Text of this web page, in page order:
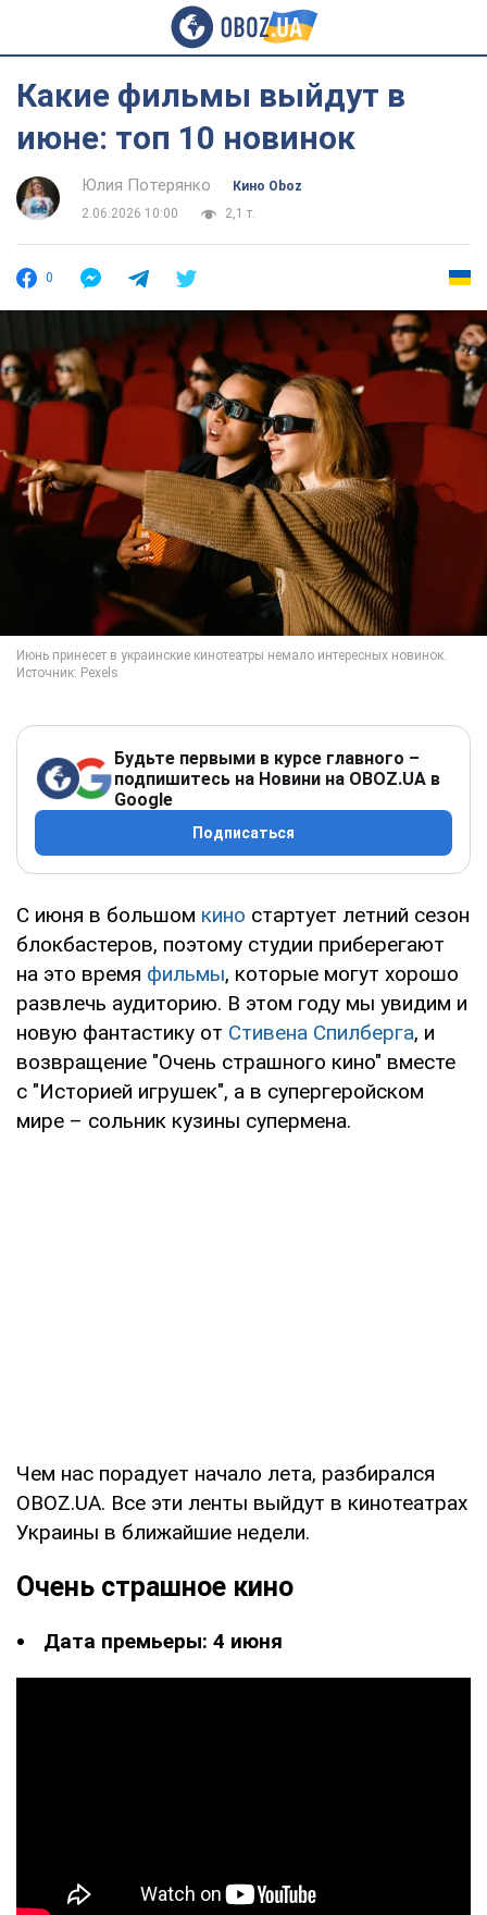
Какие фильмы выйдут в
июне: топ 10 новинок
Юлия Потерянко
Кино Oboz
2.06.2026 10:00
2,1 т.
0
Будьте первыми в курсе главного –
подпишитесь на Новини на OBOZ.UA в
Google
Подписаться
С июня в большом кино стартует летний сезон
блокбастеров, поэтому студии приберегают
на это время фильмы, которые могут хорошо
развлечь аудиторию. В этом году мы увидим и
новую фантастику от Стивена Спилберга, и
возвращение "Очень страшного кино" вместе
с "Историей игрушек", а в супергеройском
мире – сольник кузины супермена.
Чем нас порадует начало лета, разбирался
OBOZ.UA. Все эти ленты выйдут в кинотеатрах
Украины в ближайшие недели.
Очень страшное кино
Дата премьеры: 4 июня